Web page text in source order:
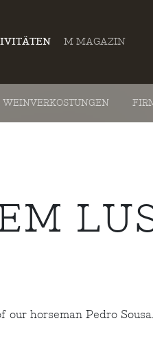
M MAGAZIN
horseman Pedro Sousa.